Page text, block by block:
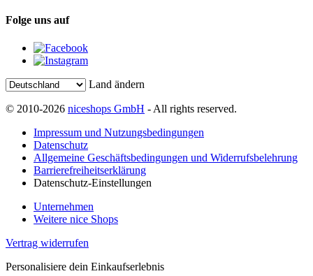
Folge uns auf
Land ändern
© 2010-2026 niceshops GmbH - All rights reserved.
Impressum und Nutzungsbedingungen
Datenschutz
Allgemeine Geschäftsbedingungen und Widerrufsbelehrung
Barrierefreiheitserklärung
Datenschutz-Einstellungen
Unternehmen
Weitere nice Shops
Vertrag widerrufen
Personalisiere dein Einkaufserlebnis